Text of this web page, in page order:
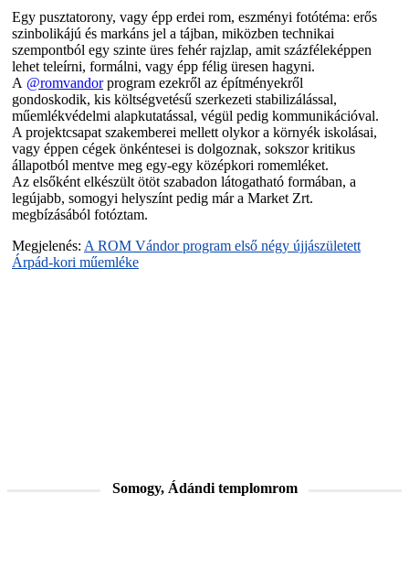
Egy pusztatorony, vagy épp erdei rom, eszményi fotótéma: erős
szinbolikájú és markáns jel a tájban, miközben technikai
szempontból egy szinte üres fehér rajzlap, amit százféleképpen
lehet teleírni, formálni, vagy épp félig üresen hagyni.
A @romvandorprogram ezekről az építményekről
gondoskodik, kis költségvetésű szerkezeti stabilizálással,
műemlékvédelmi alapkutatással, végül pedig kommunikációval.
A projektcsapat szakemberei mellett olykor a környék iskolásai,
vagy éppen cégek önkéntesei is dolgoznak, sokszor kritikus
állapotból mentve meg egy-egy középkori romemléket.
Az elsőként elkészült ötöt szabadon látogatható formában, a
legújabb, somogyi helyszínt pedig már a Market Zrt.
megbízásából fotóztam.
Megjelenés: A ROM Vándor program első négy újjászületett
Árpád-kori műemléke
Somogy, Ádándi templomrom